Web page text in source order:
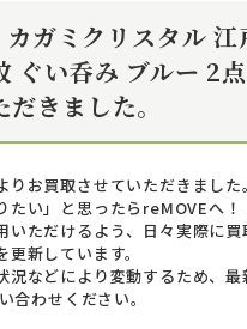
ガミクリスタル 江
ぐい呑み ブルー 2
きました。
りお買取させていただきました。
たい」と思ったらreMOVEへ！
いただけるよう、日々実際に買
新しています。
況などにより変動するため、最
合わせください。